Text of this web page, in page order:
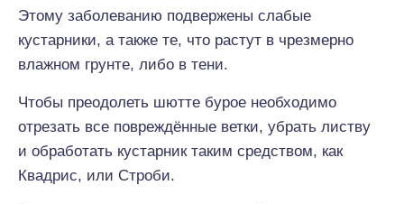
Этому заболеванию подвержены слабые
кустарники, а также те, что растут в чрезмерно
влажном грунте, либо в тени.
Чтобы преодолеть шютте бурое необходимо
отрезать все повреждённые ветки, убрать листву
и обработать кустарник таким средством, как
Квадрис, или Строби.